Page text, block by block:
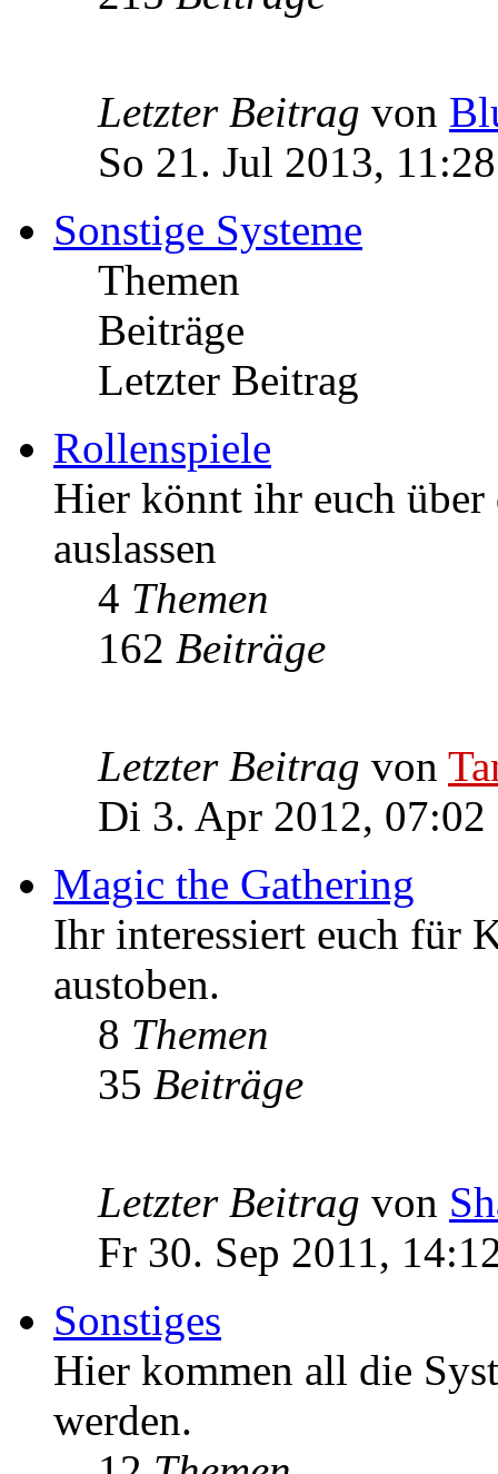
Letzter Beitrag von
So 21. Jul 2013, 11:28
Sonstige Systeme
Themen
Beiträge
Letzter Beitrag
Rollenspiele
Hier könnt ihr euch
auslassen
4 Themen
162 Beiträge
Letzter Beitrag von
Di 3. Apr 2012, 07:02
Magic the Gathering
Ihr interessiert euch für
austoben.
8 Themen
35 Beiträge
Letzter Beitrag von
Fr 30. Sep 2011,
Sonstiges
Hier kommen all die
werden.